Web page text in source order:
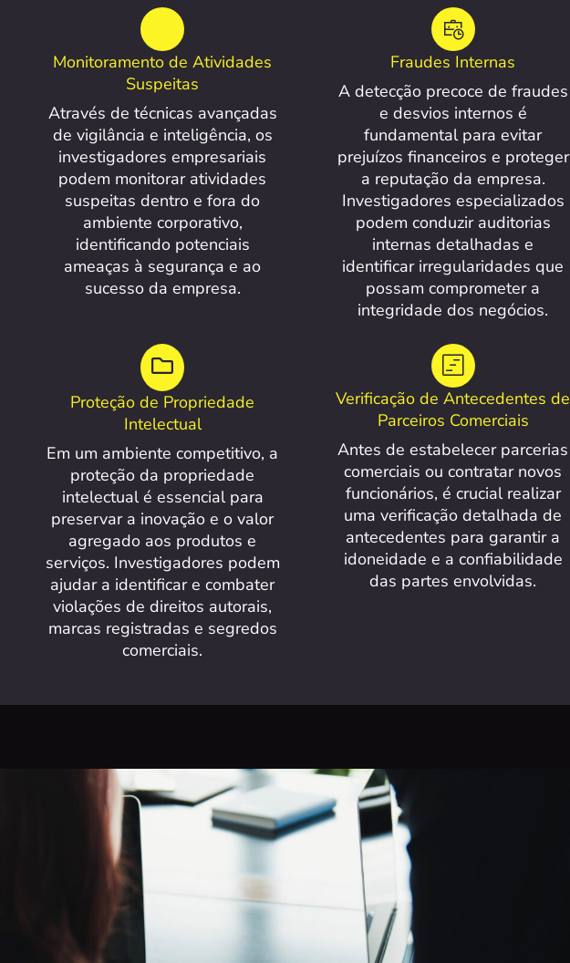
Monitoramento de Atividades
Suspeitas
Através de técnicas avançadas
de vigilância e inteligência, os
investigadores empresariais
podem monitorar atividades
suspeitas dentro e fora do
ambiente corporativo,
identificando potenciais
ameaças à segurança e ao
sucesso da empresa.
Fraudes Internas
A detecção precoce de fraudes
e desvios internos é
fundamental para evitar
prejuízos financeiros e proteger
a reputação da empresa.
Investigadores especializados
podem conduzir auditorias
internas detalhadas e
identificar irregularidades que
possam comprometer a
integridade dos negócios.
Proteção de Propriedade
Intelectual
Em um ambiente competitivo, a
proteção da propriedade
intelectual é essencial para
preservar a inovação e o valor
agregado aos produtos e
serviços. Investigadores podem
ajudar a identificar e combater
violações de direitos autorais,
marcas registradas e segredos
comerciais.
Verificação de Antecedentes de
Parceiros Comerciais
Antes de estabelecer parcerias
comerciais ou contratar novos
funcionários, é crucial realizar
uma verificação detalhada de
antecedentes para garantir a
idoneidade e a confiabilidade
das partes envolvidas.